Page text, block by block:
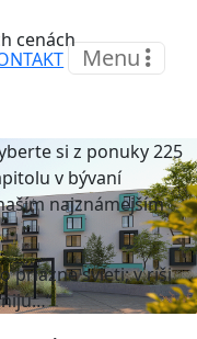
Menu
cenách
si z ponuky 225
v bývaní
najznámejším
priazne svieti; v ríši